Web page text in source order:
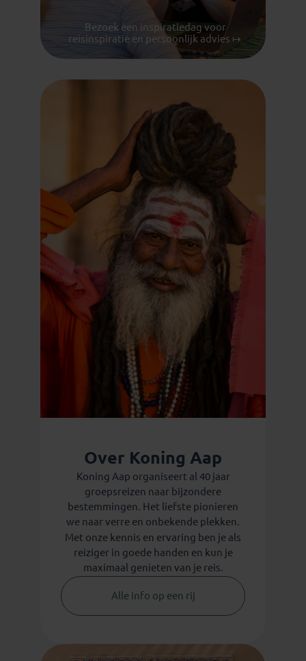
Bezoek een inspiratiedag voor
reisinspiratie en persoonlijk advies ↦
Over Koning Aap
Koning Aap organiseert al 40 jaar
groepsreizen naar bijzondere
bestemmingen. Het liefste pionieren
we naar verre en onbekende plekken.
Met onze kennis en ervaring ben je als
reiziger in goede handen en kun je
maximaal genieten van je reis.
Alle info op een rij